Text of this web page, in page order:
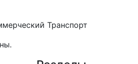
Транспорт